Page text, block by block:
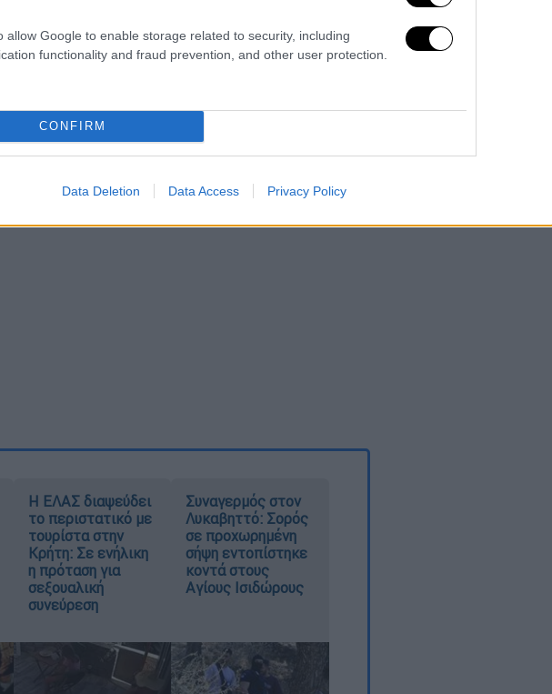
allow Google to enable storage related to security, including
functionality and fraud prevention, and other user protection.
CONFIRM
Data Deletion Data Access Privacy Policy
Η ΕΛΑΣ διαψεύδει
το περιστατικό με
τουρίστα στην
Κρήτη: Σε ενήλικη
η πρόταση για
σεξουαλική
συνεύρεση
Συναγερμός στον
Λυκαβηττό: Σορός
σε προχωρημένη
σήψη εντοπίστηκε
κοντά στους
Αγίους Ισιδώρους